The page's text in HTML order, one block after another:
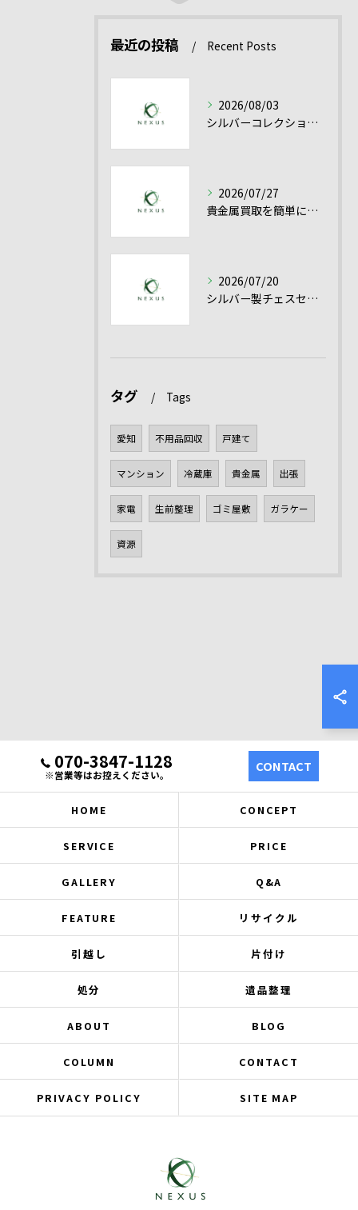
最近の投稿 Recent Posts
2026/08/03
シルバーコレクション売却を愛知県で有利に進める貴金属シルバー買取の実践ポイント
2026/07/27
貴金属買取を簡単に成功させるシルバー買取と高額売却のコツ
2026/07/20
シルバー製チェスセット買取を愛知県で高く売るための査定ポイントと貴金属の評価基準
タグ Tags
愛知 不用品回収 戸建て
マンション 冷蔵庫 貴金属 出張
家電 生前整理 ゴミ屋敷 ガラケー
資源
070-3847-1128
※営業等はお控えください。
CONTACT
HOME CONCEPT
SERVICE PRICE
GALLERY Q&A
FEATURE リサイクル
引越し 片付け
処分 遺品整理
ABOUT BLOG
COLUMN CONTACT
PRIVACY POLICY SITE MAP